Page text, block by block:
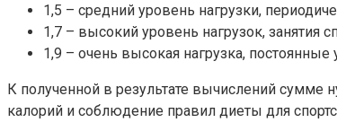
1,5 – средний уровень нагрузки,
1,7 – высокий уровень нагрузок, занятия
1,9 – очень высокая нагрузка,
К полученной в результате вычислений сумме
калорий и соблюдение правил диеты для